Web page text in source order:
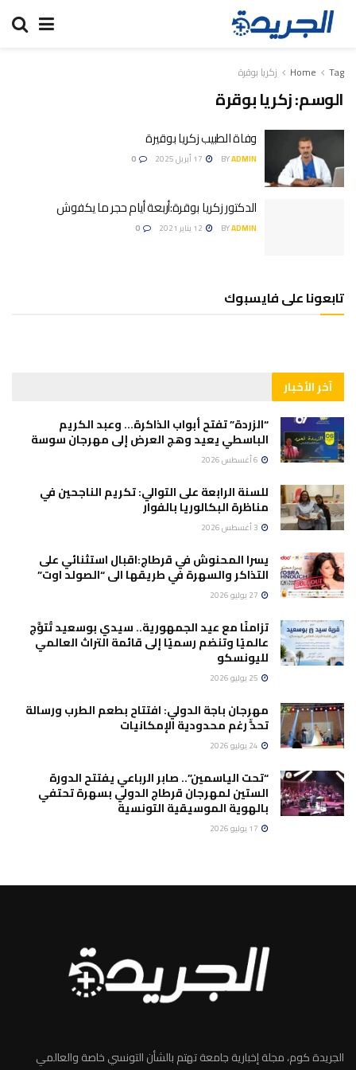
Home Tag زكريا بوقرة
الوسم:زكريا بوقرة
وفاة الطبيب زكريا بوقيرة
BYADMIN
الدكتور زكريا بوقرة:أربعة أيام حجر ما يكفوش
BYADMIN
تابعونا على فايسبوك
آخر الأخبار
“الزردة” تفتح أبواب الذاكرة… وعبد الكريم
الباسطي يعيد وهج العرض إلى مهرجان سوسة
للسنة الرابعة على التوالي: تكريم الناجحين في
مناظرة البكالوريا بالفوار
يسرا المحنوش في قرطاج:اقبال استثنائي على
التذاكر والسهرة في طريقها الى “الصولد اوت”
تزامنًا مع عيد الجمهورية.. سيدي بوسعيد تُتوَّج
عالميًا وتنضم رسميًا إلى قائمة التراث العالمي
لليونسكو
مهرجان باجة الدولي: افتتاح بطعم الطرب ورسالة
تحدٍّ رغم محدودية الإمكانيات
“تحت الياسمين”.. صابر الرباعي يفتتح الدورة
الستين لمهرجان قرطاج الدولي بسهرة تحتفي
بالهوية الموسيقية التونسية
الجريدة كوم، مجلة إخبارية جامعة تهتم بالشأن التونسي خاصة والعالمي